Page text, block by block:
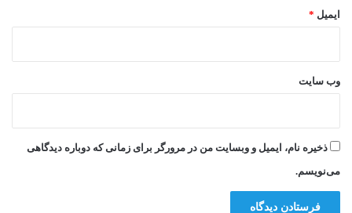
ایمیل *
وب‌ سایت
ذخیره نام، ایمیل و وبسایت من در مرورگر برای زمانی که دوباره دیدگاهی
می‌نویسم.